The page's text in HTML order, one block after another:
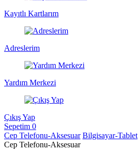
Kayıtlı Kartlarım
Adreslerim
Yardım Merkezi
Çıkış Yap
Sepetim 0
Cep Telefonu-Aksesuar Bilgisayar-Tablet
Cep Telefonu-Aksesuar